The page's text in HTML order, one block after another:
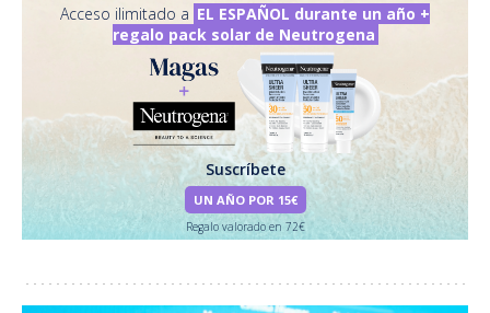
Acceso ilimitado a EL ESPAÑOL durante un año +
regalo pack solar de Neutrogena
Suscríbete
UN AÑO POR 15€
Regalo valorado en 72€